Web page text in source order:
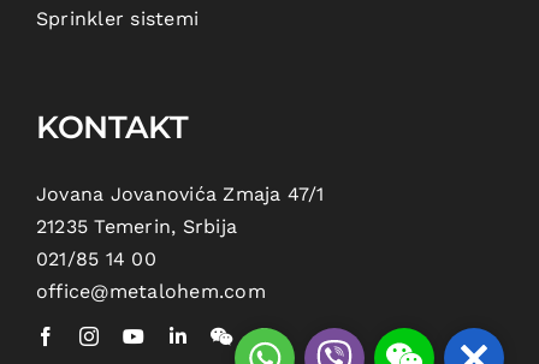
Sprinkler sistemi
KONTAKT
Jovana Jovanovića Zmaja 47/1
21235 Temerin, Srbija
021/85 14 00
office@metalohem.com
WhatsAppViber WeChat:Close